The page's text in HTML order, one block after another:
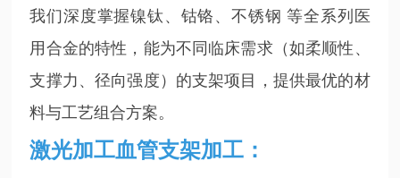
我们深度掌握镍钛、钴铬、不锈钢 等全系列医
用合金的特性，能为不同临床需求（如柔顺性、
支撑力、径向强度）的支架项目，提供最优的材
料与工艺组合方案。
激光加工血管支架加工：